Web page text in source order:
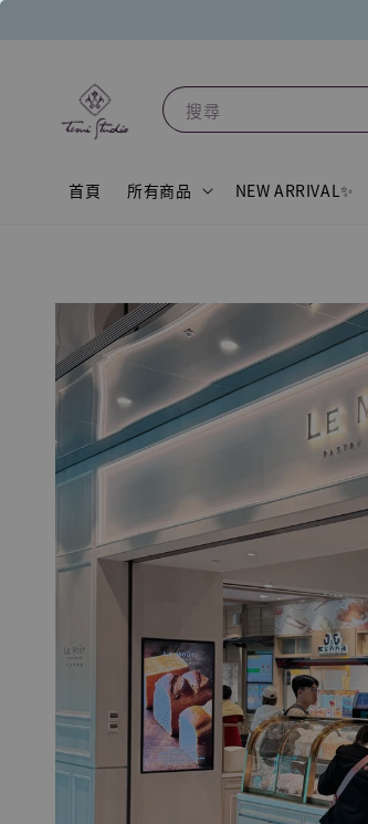
搜尋
首頁 所有商品 NEW ARRIVAL✨